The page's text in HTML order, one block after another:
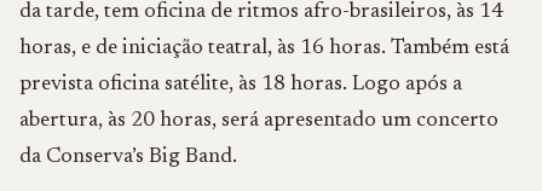
da tarde, tem oficina de ritmos afro-brasileiros, às 14
horas, e de iniciação teatral, às 16 horas. Também está
prevista oficina satélite, às 18 horas. Logo após a
abertura, às 20 horas, será apresentado um concerto
da Conserva’s Big Band.